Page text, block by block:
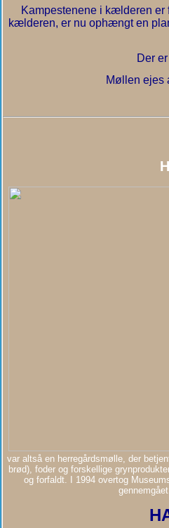
Kampestenene i kælderen er
kælderen, er nu ophængt en
Der
Møllen ejes
var altså en herregårdsmølle, der
brød), foder og forskellige
og forfaldt. I 1994 overtog